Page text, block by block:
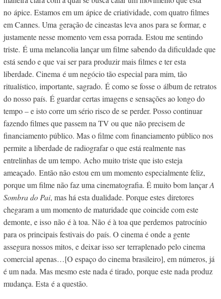
no ápice. Estamos em um ápice de criatividade, com quatro filmes
em Cannes. Uma geração de cineastas leva anos para se formar, e
justamente nesse momento vem essa porrada. Estou me sentindo
triste. É uma melancolia lançar um filme sabendo da dificuldade que
está sendo e que vai ser para produzir mais filmes e ter esta
liberdade. Cinema é um negócio tão especial para mim, tão
ritualístico, importante, sagrado. É como se fosse o álbum de retratos
do nosso país. É guardar certas imagens e sensações ao longo do
tempo – e isto corre um sério risco de se perder. Posso continuar
fazendo filmes que passem na TV ou que não precisem de
financiamento público. Mas o filme com financiamento público nos
permite a liberdade de radiografar o que está realmente nas
entrelinhas de um tempo. Acho muito triste que isto esteja
ameaçado. Então não estou em um momento especialmente feliz,
porque um filme não faz uma cinematografia. É muito bom lançarA
Sombra do Pai, mas há esta dualidade. Porque estesdiretores
chegaram a um momento de maturidade que coincide com este
demonte, e isso não é à toa. Não é à toa que perdemos patrocínio
para os principais festivais do país. O cinema é onde a gente
assegura nossos mitos, e deixar isso ser terraplenado pelo cinema
comercial apenas…[O espaço do cinema brasileiro], em números, já
é um nada. Mas mesmo este nada é tirado, porque este nada produz
mudança. Esta é a questão.